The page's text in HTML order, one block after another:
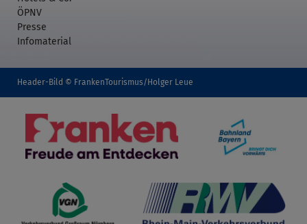
ÖPNV
Presse
Infomaterial
Header-Bild © FrankenTourismus/Holger Leue